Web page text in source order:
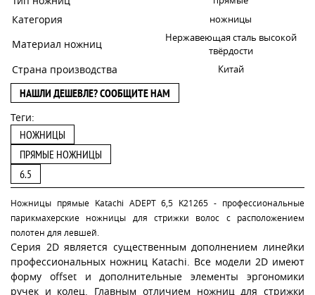
Категория ножницы
Материал ножниц
Нержавеющая сталь высокой
твёрдости
Страна производства Китай
НАШЛИ ДЕШЕВЛЕ? СООБЩИТЕ НАМ
Теги:
НОЖНИЦЫ
ПРЯМЫЕ НОЖНИЦЫ
6.5
Ножницы прямые Katachi ADEPT 6,5 K21265 - профессиональные
парикмахерские ножницы для стрижки волос с расположением
полотен для левшей.
Серия 2D является существенным дополнением линейки
профессиональных ножниц Katachi. Все модели 2D имеют
форму offset и дополнительные элементы эргономики
ручек и колец. Главным отличием ножниц для стрижки